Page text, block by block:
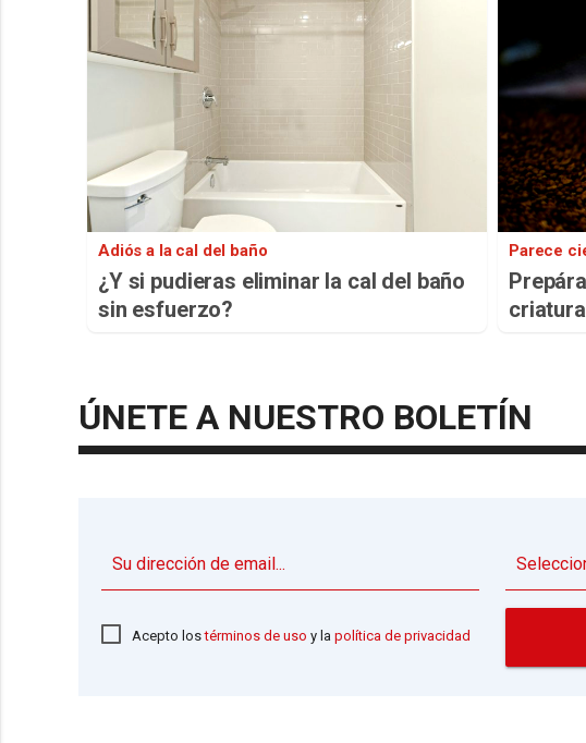
Adiós a la cal del baño
¿Y si pudieras eliminar la cal del baño
sin esfuerzo?
Parece
ÚNETE A NUESTRO BOLETÍN
Acepto lostérminos de uso y la política de privacidad